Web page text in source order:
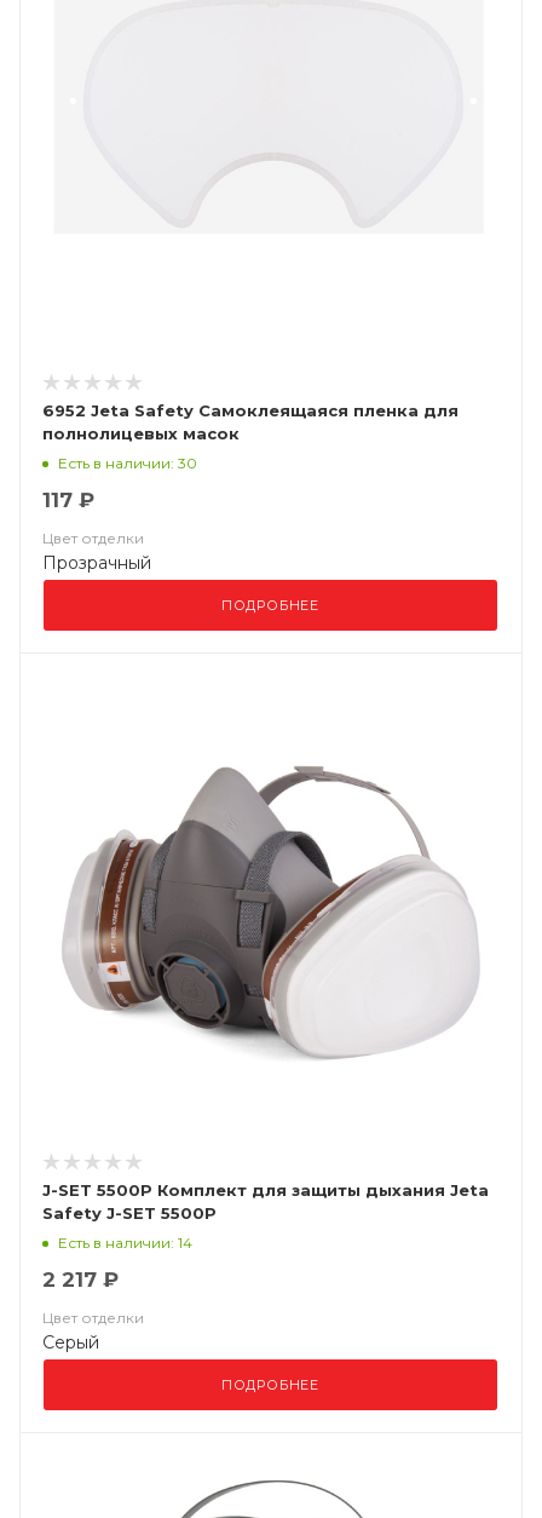
6952 Jeta Safety Самоклеящаяся пленка для
полнолицевых масок
Есть в наличии: 30
117 ₽
Цвет отделки
Прозрачный
ПОДРОБНЕЕ
J-SET 5500P Комплект для защиты дыхания Jeta
Safety J-SET 5500P
Есть в наличии: 14
2 217 ₽
Цвет отделки
Серый
ПОДРОБНЕЕ